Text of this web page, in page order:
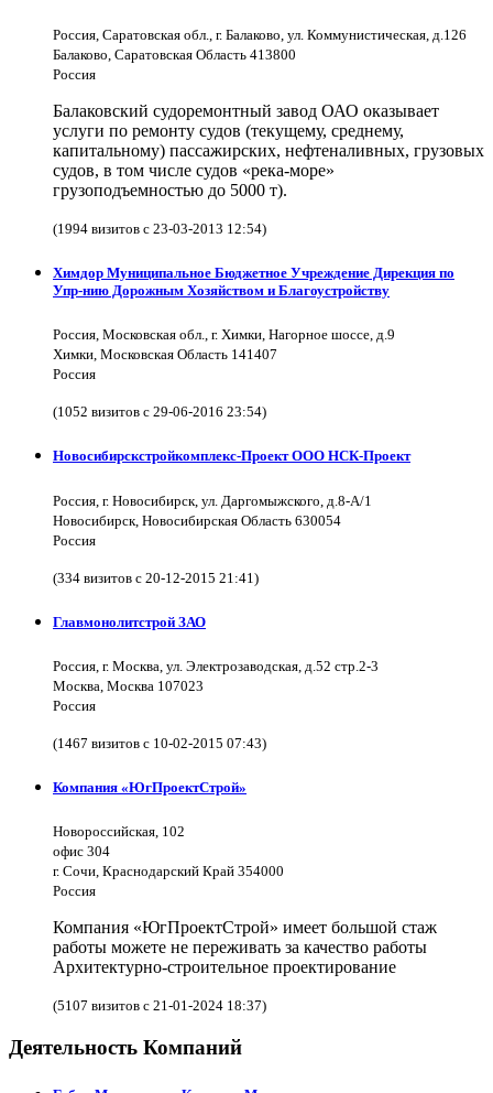
Россия, Саратовская обл., г. Балаково, ул. Коммунистическая, д.126
Балаково, Саратовская Область 413800
Россия
Балаковский судоремонтный завод ОАО оказывает
услуги по ремонту судов (текущему, среднему,
капитальному) пассажирских, нефтеналивных, грузовых
судов, в том числе судов «река-море»
грузоподъемностью до 5000 т).
(1994 визитов с 23-03-2013 12:54)
Химдор Муниципальное Бюджетное Учреждение Дирекция по
Упр-нию Дорожным Хозяйством и Благоустройству
Россия, Московская обл., г. Химки, Нагорное шоссе, д.9
Химки, Московская Область 141407
Россия
(1052 визитов с 29-06-2016 23:54)
Новосибирскстройкомплекс-Проект ООО НСК-Проект
Россия, г. Новосибирск, ул. Даргомыжского, д.8-А/1
Новосибирск, Новосибирская Область 630054
Россия
(334 визитов с 20-12-2015 21:41)
Главмонолитстрой ЗАО
Россия, г. Москва, ул. Электрозаводская, д.52 стр.2-3
Москва, Москва 107023
Россия
(1467 визитов с 10-02-2015 07:43)
Компания «ЮгПроектСтрой»
Новороссийская, 102
офис 304
г. Сочи, Краснодарский Край 354000
Россия
Компания «ЮгПроектСтрой» имеет большой стаж
работы можете не переживать за качество работы
Архитектурно-строительное проектирование
(5107 визитов с 21-01-2024 18:37)
Деятельность Компаний